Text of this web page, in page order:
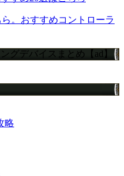
。おすすめコントローラ
グデバイスまとめ【ad】
略